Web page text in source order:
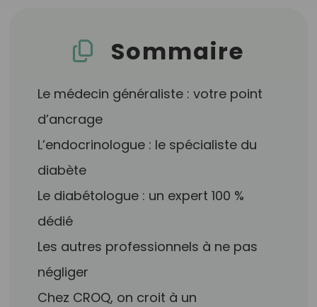
Sommaire
Le médecin généraliste : votre point
d’ancrage
L’endocrinologue : le spécialiste du
diabète
Le diabétologue : un expert 100 %
dédié
Les autres professionnels à ne pas
négliger
Chez CROQ, on croit à un